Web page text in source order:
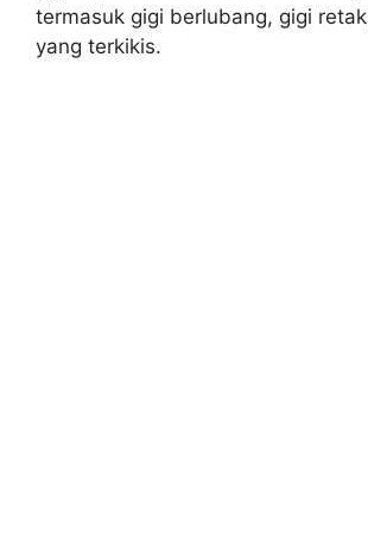
termasuk gigi berlubang, gigi
yang terkikis.